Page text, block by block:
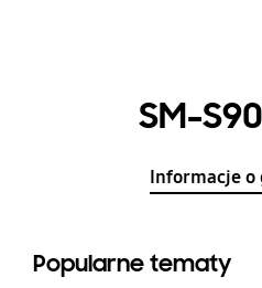
SM-
Informacje o
Popularne tematy